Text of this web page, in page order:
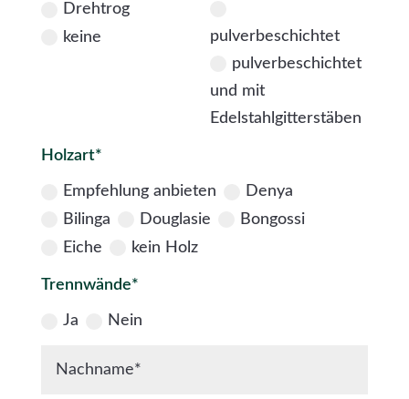
Drehtrog
keine
pulverbeschichtet
pulverbeschichtet
und mit
Edelstahlgitterstäben
Holzart*
Empfehlung anbieten
Denya
Bilinga
Douglasie
Bongossi
Eiche
kein Holz
Trennwände*
Ja Nein